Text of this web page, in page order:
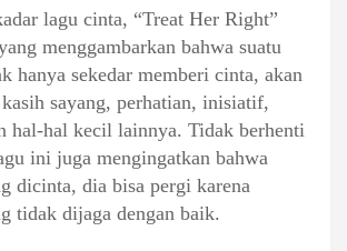
lagu cinta, “Treat Her Right”
menggambarkan bahwa suatu
hanya sekedar memberi cinta, akan
sayang, perhatian, inisiatif,
hal-hal kecil lainnya. Tidak berhenti
ini juga mengingatkan bahwa
dicinta, dia bisa pergi karena
tidak dijaga dengan baik.